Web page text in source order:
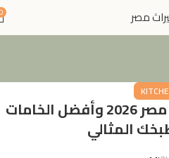
سعر متر البولي لاك في مصر 2026 وأفضل الخامات
المثالي